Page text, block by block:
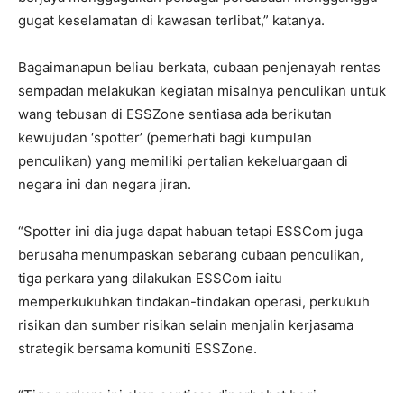
gugat keselamatan di kawasan terlibat,” katanya.
Bagaimanapun beliau berkata, cubaan penjenayah rentas
sempadan melakukan kegiatan misalnya penculikan untuk
wang tebusan di ESSZone sentiasa ada berikutan
kewujudan ‘spotter’ (pemerhati bagi kumpulan
penculikan) yang memiliki pertalian kekeluargaan di
negara ini dan negara jiran.
“Spotter ini dia juga dapat habuan tetapi ESSCom juga
berusaha menumpaskan sebarang cubaan penculikan,
tiga perkara yang dilakukan ESSCom iaitu
memperkukuhkan tindakan-tindakan operasi, perkukuh
risikan dan sumber risikan selain menjalin kerjasama
strategik bersama komuniti ESSZone.